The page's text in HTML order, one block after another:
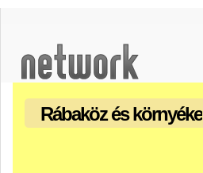
Rábaköz és környéke